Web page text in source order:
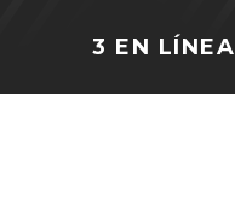
3 EN LÍNEA